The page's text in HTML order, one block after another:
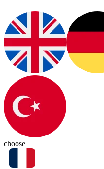
choose